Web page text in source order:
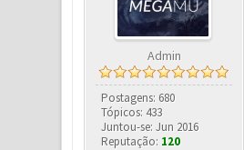
Admin
Postagens: 680
Tópicos: 433
Juntou-se: Jun 2016
Reputação: 120